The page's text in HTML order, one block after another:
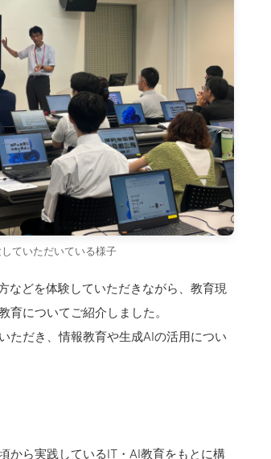
ていただいている様子
などを体験していただきながら、教育現
についてご紹介しました。
ただき、情報教育や生成AIの活用につい
から実践しているIT・AI教育をもとに構